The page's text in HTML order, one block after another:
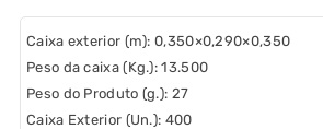
Caixa exterior (m):0,350×0,290×0,350
Peso da caixa (Kg.):13.500
Peso do Produto (g.): 27
Caixa Exterior (Un.): 400